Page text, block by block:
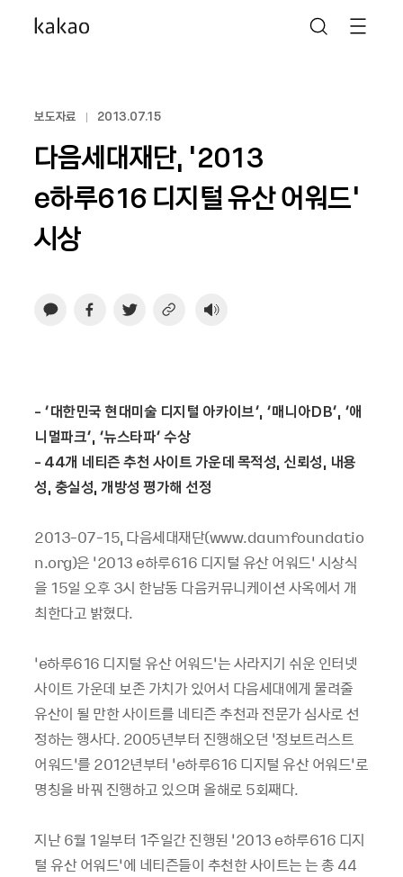
보도자료 2013.07.15
다음세대재단, ‘2013
e하루616 디지털 유산 어워드’
시상
- ‘대한민국 현대미술 디지털 아카이브’, ‘매니아DB’, ‘애
니멀파크’, ‘뉴스타파’ 수상
- 44개 네티즌 추천 사이트 가운데 목적성, 신뢰성, 내용
성, 충실성, 개방성 평가해 선정
2013-07-15, 다음세대재단(www.daumfoundatio
n.org)은 ‘2013 e하루616 디지털 유산 어워드’ 시상식
을 15일 오후 3시 한남동 다음커뮤니케이션 사옥에서 개
최한다고 밝혔다.
‘e하루616 디지털 유산 어워드’는 사라지기 쉬운 인터넷
사이트 가운데 보존 가치가 있어서 다음세대에게 물려줄
유산이 될 만한 사이트를 네티즌 추천과 전문가 심사로 선
정하는 행사다. 2005년부터 진행해오던 ‘정보트러스트
어워드’를 2012년부터 ‘e하루616 디지털 유산 어워드’로
명칭을 바꿔 진행하고 있으며 올해로 5회째다.
지난 6월 1일부터 1주일간 진행된 ‘2013 e하루616 디지
털 유산 어워드’에 네티즌들이 추천한 사이트는 는 총 44